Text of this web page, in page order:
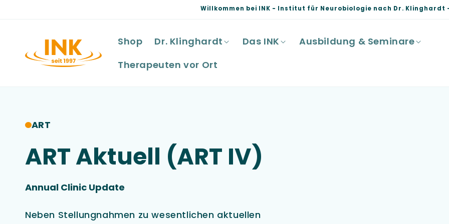
Willkommen bei INK - Institut für Neurobiologie nach Dr. Klinghardt -
Shop Dr. Klinghardt Das INK
Ausbildung & Seminare
Therapeuten vor Ort
ART
ART Aktuell (ART IV)
Annual Clinic Update
Neben Stellungnahmen zu wesentlichen aktuellen